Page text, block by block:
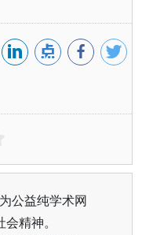
公益纯学术网
精神。